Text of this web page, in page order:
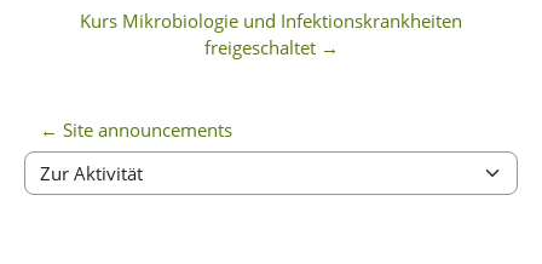
Kurs Mikrobiologie und Infektionskrankheiten
freigeschaltet →
← Site announcements
Zur Aktivität